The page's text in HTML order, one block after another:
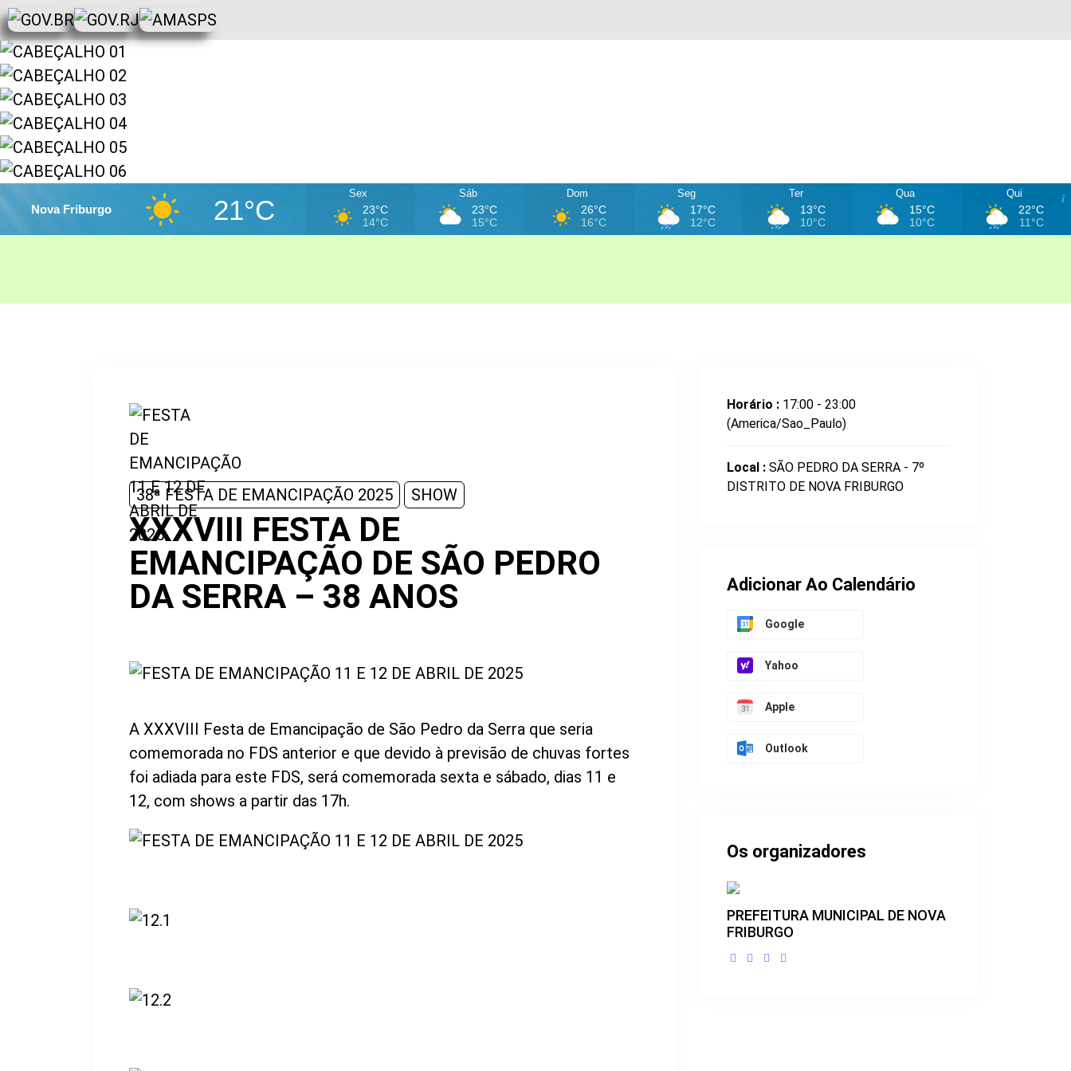
Nova Friburgo 21°C
Sex
23°C
14°C
Sáb
23°C
15°C
Dom
26°C
16°C
Seg
17°C
12°C
Ter
13°C
10°C
Qua
15°C
10°C
Qui
22°C
11°C
38ª FESTA DE EMANCIPAÇÃO 2025 SHOW
XXXVIII FESTA DE
EMANCIPAÇÃO DE SÃO PEDRO
DA SERRA – 38 ANOS
A XXXVIII Festa de Emancipação de São Pedro da Serra que seria
comemorada no FDS anterior e que devido à previsão de chuvas fortes
foi adiada para este FDS, será comemorada sexta e sábado, dias 11 e
12, com shows a partir das 17h.
Horário : 17:00 - 23:00
(America/Sao_Paulo)
Local : SÃO PEDRO DA SERRA - 7º
DISTRITO DE NOVA FRIBURGO
Adicionar Ao Calendário
Google
Yahoo
Apple
Outlook
Os organizadores
PREFEITURA MUNICIPAL DE NOVA
FRIBURGO